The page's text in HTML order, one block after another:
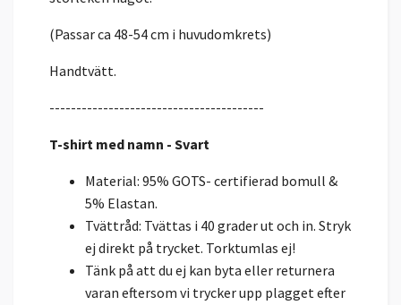
(Passar ca 48-54 cm i huvudomkrets)
Handtvätt.
----------------------------------------
T-shirt med namn - Svart
Material: 95% GOTS- certifierad bomull &
5% Elastan.
Tvättråd: Tvättas i 40 grader ut och in. Stryk
ej direkt på trycket. Torktumlas ej!
Tänk på att du ej kan byta eller returnera
varan eftersom vi trycker upp plagget efter